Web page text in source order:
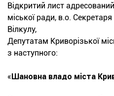
Відкритий лист
міської ради, в.о.
Вілкулу,
Депутатам Криворізької
з наступного:
«Шановна владо міста